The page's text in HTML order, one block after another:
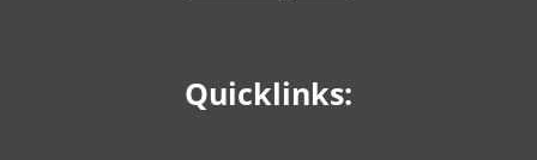
Quicklinks: